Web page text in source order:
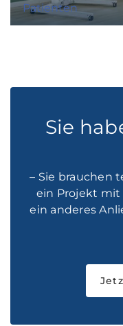
Patienten
Sie
– Sie brauchen
ein Projekt
ein anderes